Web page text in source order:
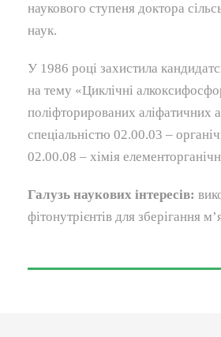
наукового ступеня доктора
наук.
У 1986 році захистила
на тему «Циклічні
поліфторированих аліфатичних
спеціальністю 02.00.03 –
02.00.08 – хімія
Галузь наукових інтересів:
фітонутрієнтів для зберігання